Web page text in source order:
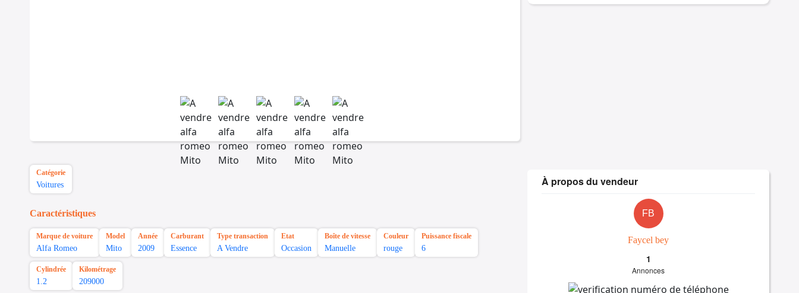
Catégorie
Voitures
Caractéristiques
Marque de voiture
Alfa Romeo
Model
Mito
Année
2009
Carburant
Essence
Type transaction
A Vendre
Etat
Occasion
Boîte de vitesse
Manuelle
Couleur
rouge
Puissance fiscale
6
Cylindrée
1.2
Kilométrage
209000
À propos du vendeur
FB
Faycel bey
1
Annonces